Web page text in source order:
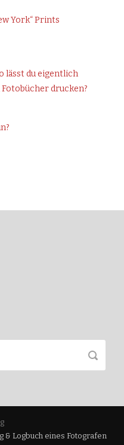
York“ Prints
lässt du eigentlich
drucken?
& Logbuch eines Fotografen